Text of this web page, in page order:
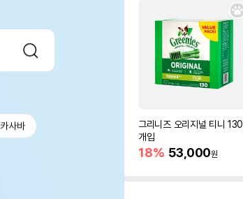
카사바
그리니즈 오리지널 티니 130
개입
18% 53,000원